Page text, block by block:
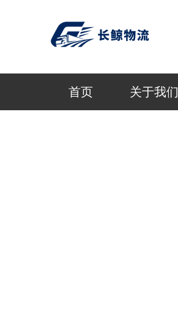
首页 关于我们